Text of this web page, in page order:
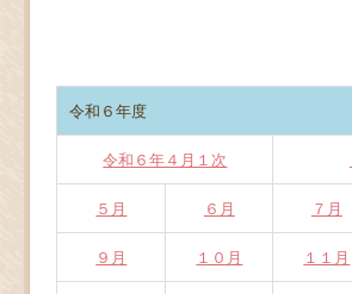
令和６年度
令和６年４月１次
５月 ６月 ７月
９月 １０月 １１月